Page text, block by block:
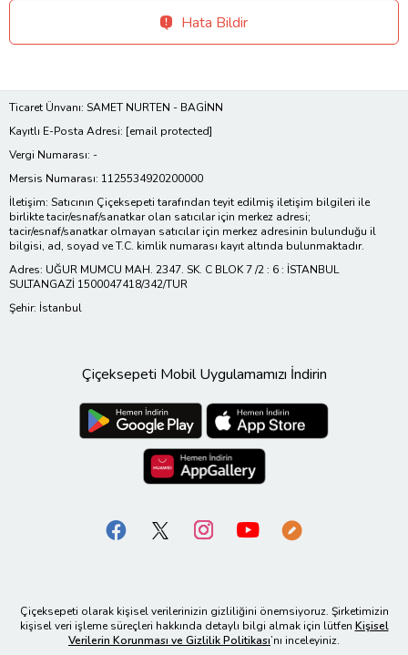
Hata Bildir
Ticaret Ünvanı: SAMET NURTEN - BAGİNN
Kayıtlı E-Posta Adresi: [email protected]
Vergi Numarası: -
Mersis Numarası: 1125534920200000
İletişim: Satıcının Çiçeksepeti tarafından teyit edilmiş iletişim bilgileri ile
birlikte tacir/esnaf/sanatkar olan satıcılar için merkez adresi;
tacir/esnaf/sanatkar olmayan satıcılar için merkez adresinin bulunduğu il
bilgisi, ad, soyad ve T.C. kimlik numarası kayıt altında bulunmaktadır.
Adres: UĞUR MUMCU MAH. 2347. SK. C BLOK 7 /2 : 6 : İSTANBUL
SULTANGAZİ 1500047418/342/TUR
Şehir: İstanbul
Çiçeksepeti Mobil Uygulamamızı İndirin
Çiçeksepeti olarak kişisel verilerinizin gizliliğini önemsiyoruz. Şirketimizin
kişisel veri işleme süreçleri hakkında detaylı bilgi almak için lütfen Kişisel
Verilerin Korunması ve Gizlilik Politikası’nı inceleyiniz.